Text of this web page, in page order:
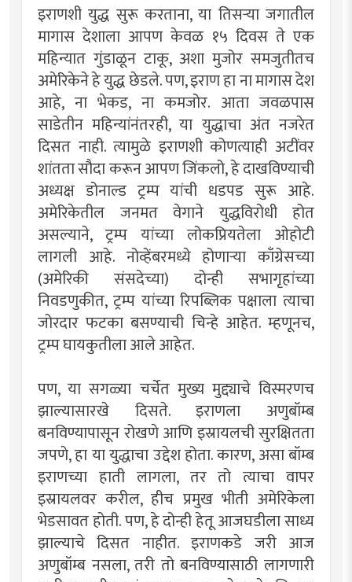
इराणशी युद्ध सुरू करताना, या तिसर्‍या जगातील
मागास देशाला आपण केवळ १५ दिवस ते एक
महिन्यात गुंडाळून टाकू, अशा मुजोर समजुतीतच
अमेरिकेने हे युद्ध छेडले. पण, इराण हा ना मागास देश
आहे, ना भेकड, ना कमजोर. आता जवळपास
साडेतीन महिन्यांनंतरही, या युद्धाचा अंत नजरेत
दिसत नाही. त्यामुळे इराणशी कोणत्याही अटींवर
शांतता सौदा करून आपण जिंकलो, हे दाखविण्याची
अध्यक्ष डोनाल्ड ट्रम्प यांची धडपड सुरू आहे.
अमेरिकेतील जनमत वेगाने युद्धविरोधी होत
असल्याने, ट्रम्प यांच्या लोकप्रियतेला ओहोटी
लागली आहे. नोव्हेंबरमध्ये होणार्‍या काँग्रेसच्या
(अमेरिकी संसदेच्या) दोन्ही सभागृहांच्या
निवडणुकीत, ट्रम्प यांच्या रिपब्लिक पक्षाला त्याचा
जोरदार फटका बसण्याची चिन्हे आहेत. म्हणूनच,
ट्रम्प घायकुतीला आले आहेत.
पण, या सगळ्या चर्चेत मुख्य मुद्द्याचे विस्मरणच
झाल्यासारखे दिसते. इराणला अणुबॉम्ब
बनविण्यापासून रोखणे आणि इस्रायलची सुरक्षितता
जपणे, हा या युद्धाचा उद्देश होता. कारण, असा बॉम्ब
इराणच्या हाती लागला, तर तो त्याचा वापर
इस्रायलवर करील, हीच प्रमुख भीती अमेरिकेला
भेडसावत होती. पण, हे दोन्ही हेतू आजघडीला साध्य
झाल्याचे दिसत नाहीत. इराणकडे जरी आज
अणुबॉम्ब नसला, तरी तो बनविण्यासाठी लागणारी